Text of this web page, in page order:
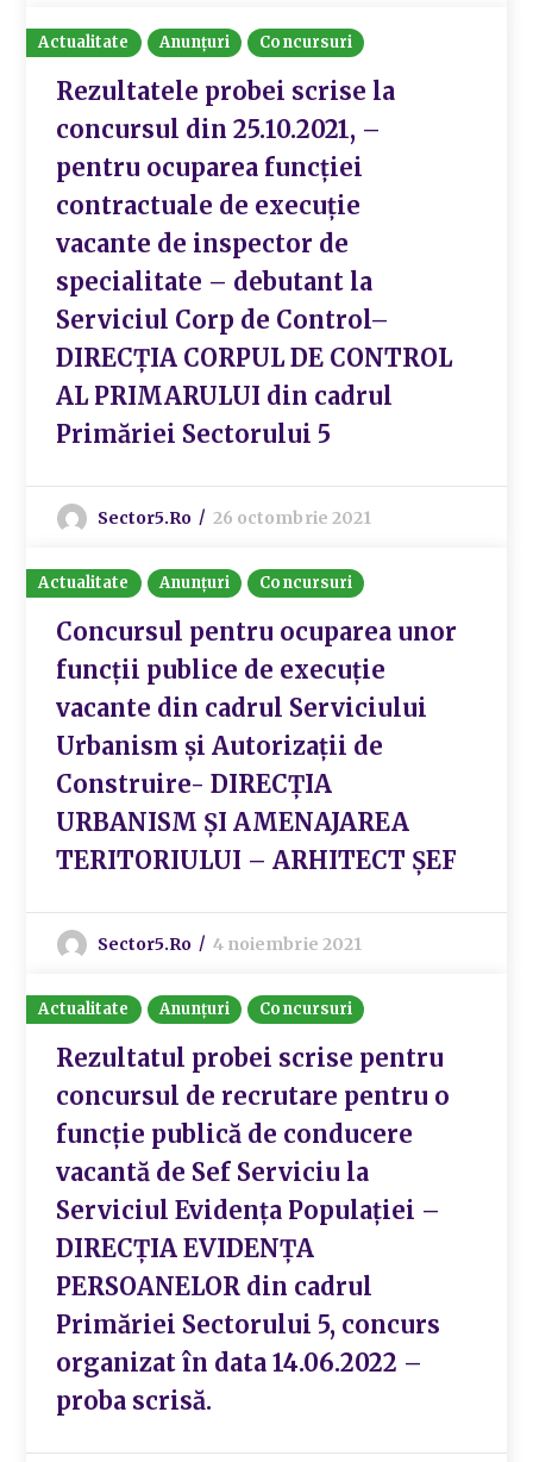
Actualitate Anunțuri Concursuri
Rezultatele probei scrise la
concursul din 25.10.2021, –
pentru ocuparea funcției
contractuale de execuție
vacante de inspector de
specialitate – debutant la
Serviciul Corp de Control–
DIRECȚIA CORPUL DE CONTROL
AL PRIMARULUI din cadrul
Primăriei Sectorului 5
Sector5.ro 26 octombrie 2021
Actualitate Anunțuri Concursuri
Concursul pentru ocuparea unor
funcții publice de execuție
vacante din cadrul Serviciului
Urbanism și Autorizații de
Construire- DIRECȚIA
URBANISM ȘI AMENAJAREA
TERITORIULUI – ARHITECT ȘEF
Sector5.ro 4 noiembrie 2021
Actualitate Anunțuri Concursuri
Rezultatul probei scrise pentru
concursul de recrutare pentru o
funcție publică de conducere
vacantă de Sef Serviciu la
Serviciul Evidența Populației –
DIRECȚIA EVIDENȚA
PERSOANELOR din cadrul
Primăriei Sectorului 5, concurs
organizat în data 14.06.2022 –
proba scrisă.